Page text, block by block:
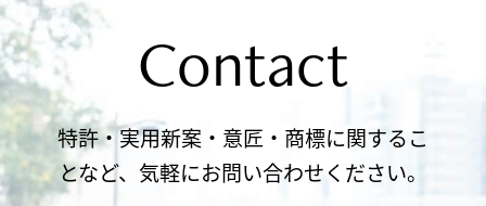
Contact
特許・実用新案・意匠・商標に関するこ
となど、気軽にお問い合わせください。